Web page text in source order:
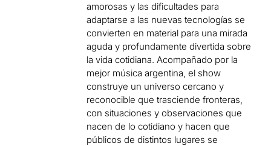
amorosas y las dificultades para
adaptarse a las nuevas tecnologías se
convierten en material para una mirada
aguda y profundamente divertida sobre
la vida cotidiana. Acompañado por la
mejor música argentina, el show
construye un universo cercano y
reconocible que trasciende fronteras,
con situaciones y observaciones que
nacen de lo cotidiano y hacen que
públicos de distintos lugares se